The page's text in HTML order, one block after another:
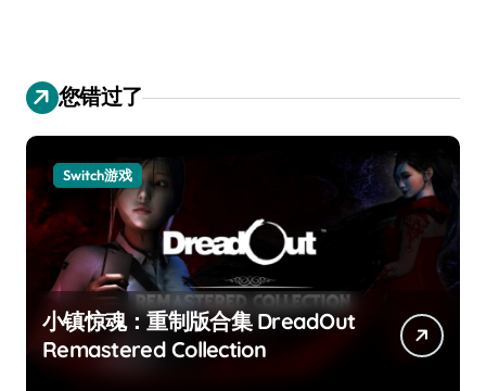
您错过了
Switch游戏
小镇惊魂：重制版合集 DreadOut
Remastered Collection